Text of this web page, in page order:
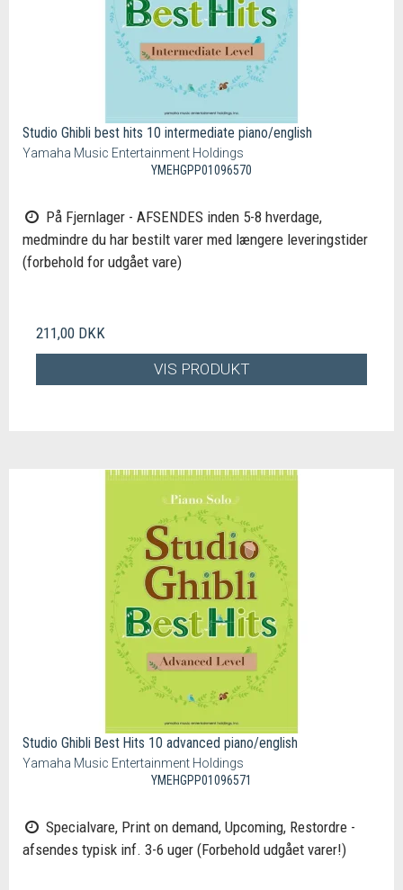
Studio Ghibli best hits 10 intermediate piano/english
Yamaha Music Entertainment Holdings
YMEHGPP01096570
På Fjernlager - AFSENDES inden 5-8 hverdage,
medmindre du har bestilt varer med længere leveringstider
(forbehold for udgået vare)
211,00 DKK
VIS PRODUKT
Studio Ghibli Best Hits 10 advanced piano/english
Yamaha Music Entertainment Holdings
YMEHGPP01096571
Specialvare, Print on demand, Upcoming, Restordre -
afsendes typisk inf. 3-6 uger (Forbehold udgået varer!)